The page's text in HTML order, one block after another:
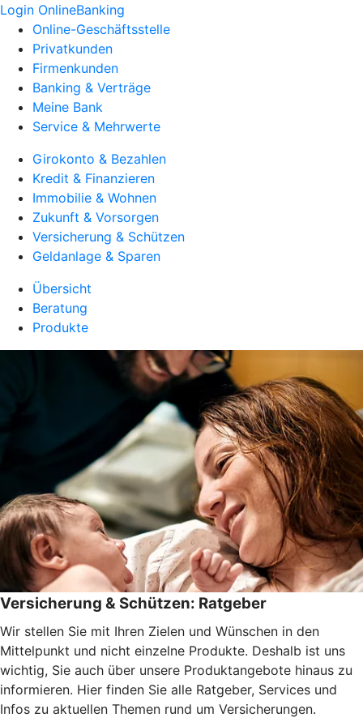
Login OnlineBanking
Online-Geschäftsstelle
Privatkunden
Firmenkunden
Banking & Verträge
Meine Bank
Service & Mehrwerte
Girokonto & Bezahlen
Kredit & Finanzieren
Immobilie & Wohnen
Zukunft & Vorsorgen
Versicherung & Schützen
Geldanlage & Sparen
Übersicht
Beratung
Produkte
Versicherung & Schützen: Ratgeber
Wir stellen Sie mit Ihren Zielen und Wünschen in den
Mittelpunkt und nicht einzelne Produkte. Deshalb ist uns
wichtig, Sie auch über unsere Produktangebote hinaus zu
informieren. Hier finden Sie alle Ratgeber, Services und
Infos zu aktuellen Themen rund um Versicherungen.